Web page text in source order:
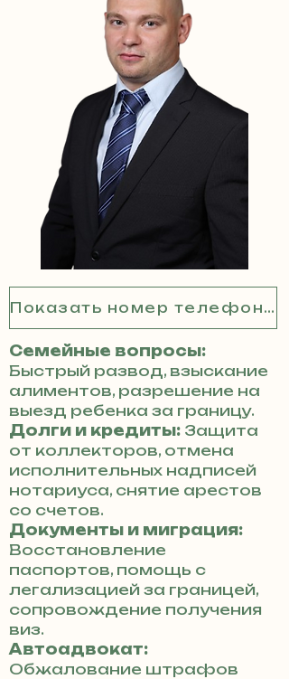
Показать номер телефона
Семейные вопросы:
Быстрый развод, взыскание
алиментов, разрешение на
выезд ребенка за границу.
Долги и кредиты: Защита
от коллекторов, отмена
исполнительных надписей
нотариуса, снятие арестов
со счетов.
Документы и миграция:
Восстановление
паспортов, помощь с
легализацией за границей,
сопровождение получения
виз.
Автоадвокат:
Обжалование штрафов